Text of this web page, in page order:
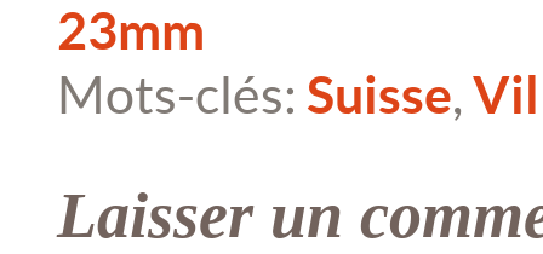
23mm
Mots-clés: Suisse,
Laisser un